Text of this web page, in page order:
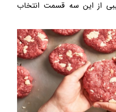
از این سه قسمت انتخاب